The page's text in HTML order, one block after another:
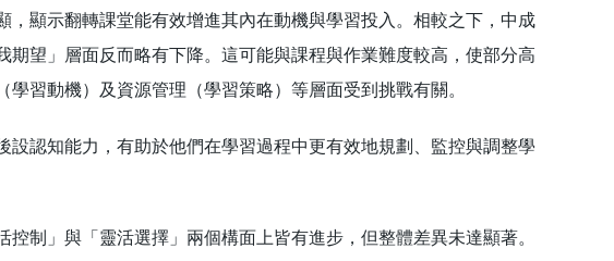
顯示翻轉課堂能有效增進其內在動機與學習投入。相較之下，中成
望」層面反而略有下降。這可能與課程與作業難度較高，使部分高
習動機）及資源管理（學習策略）等層面受到挑戰有關。
認知能力，有助於他們在學習過程中更有效地規劃、監控與調整學
」與「靈活選擇」兩個構面上皆有進步，但整體差異未達顯著。